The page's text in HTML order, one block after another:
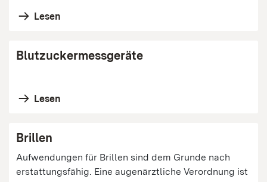
Lesen
Blutzuckermessgeräte
Lesen
Brillen
Aufwendungen für Brillen sind dem Grunde nach
erstattungsfähig. Eine augenärztliche Verordnung ist